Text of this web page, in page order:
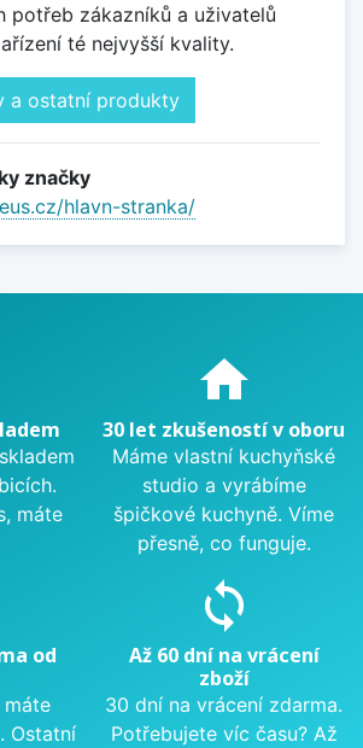
potřeb zákazníků a uživatelů
té nejvyšší kvality.
a ostatní produkty
značky
hlavn-stranka/
u nás?
máte
home
30 let zkušeností v oboru
Máme vlastní kuchyňské
studio a vyrábíme
špičkové kuchyně. Víme
přesně, co funguje.
od
máte
Ostatní
sync
Až 60 dní na vrácení
zboží
30 dní na vrácení zdarma.
Potřebujete víc času? Až